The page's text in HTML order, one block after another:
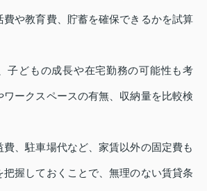
費や教育費、貯蓄を確保できるかを試算
子どもの成長や在宅勤務の可能性も考
ワークスペースの有無、収納量を比較検
費、駐車場代など、家賃以外の固定費も
握しておくことで、無理のない賃貸条